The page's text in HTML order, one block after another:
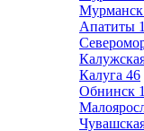
Мурманск
Апатиты
Калуга 46
Обнинск